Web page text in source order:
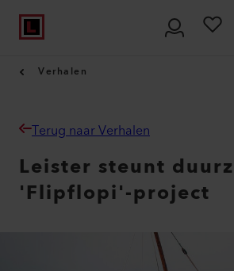
Verhalen
Terug naar Verhalen
Leister steunt
'Flipflopi'-project